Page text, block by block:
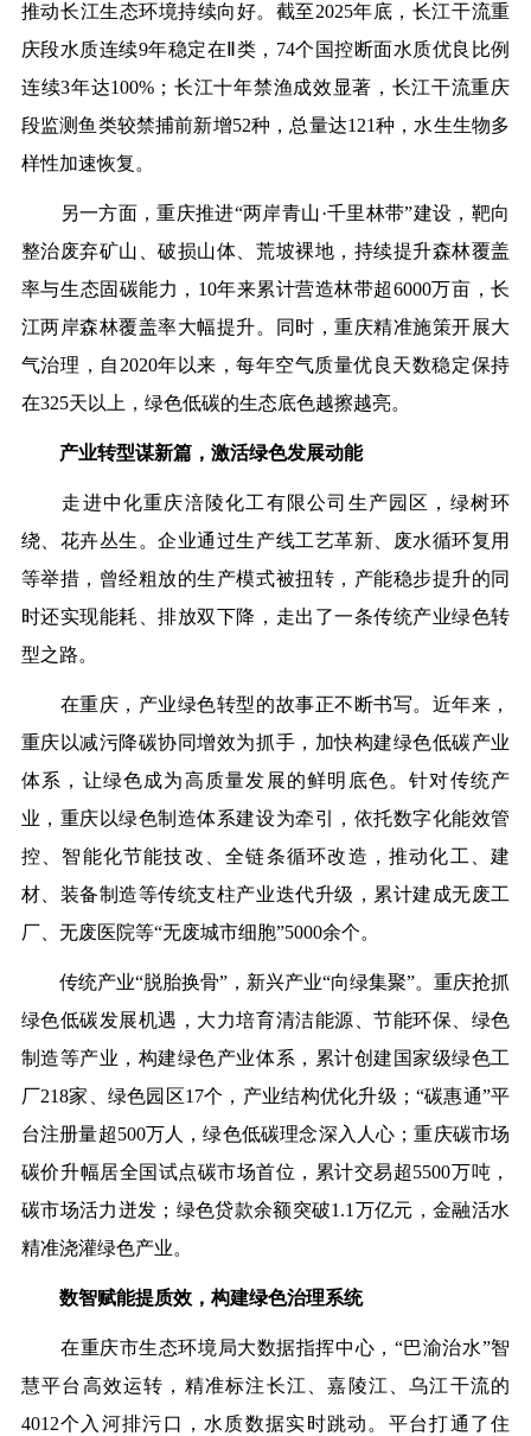
推动长江生态环境持续向好。截至2025年底，长江干流重
庆段水质连续9年稳定在Ⅱ类，74个国控断面水质优良比例
连续3年达100%；长江十年禁渔成效显著，长江干流重庆
段监测鱼类较禁捕前新增52种，总量达121种，水生生物多
样性加速恢复。
另一方面，重庆推进“两岸青山·千里林带”建设，靶向
整治废弃矿山、破损山体、荒坡裸地，持续提升森林覆盖
率与生态固碳能力，10年来累计营造林带超6000万亩，长
江两岸森林覆盖率大幅提升。同时，重庆精准施策开展大
气治理，自2020年以来，每年空气质量优良天数稳定保持
在325天以上，绿色低碳的生态底色越擦越亮。
产业转型谋新篇，激活绿色发展动能
走进中化重庆涪陵化工有限公司生产园区，绿树环
绕、花卉丛生。企业通过生产线工艺革新、废水循环复用
等举措，曾经粗放的生产模式被扭转，产能稳步提升的同
时还实现能耗、排放双下降，走出了一条传统产业绿色转
型之路。
在重庆，产业绿色转型的故事正不断书写。近年来，
重庆以减污降碳协同增效为抓手，加快构建绿色低碳产业
体系，让绿色成为高质量发展的鲜明底色。针对传统产
业，重庆以绿色制造体系建设为牵引，依托数字化能效管
控、智能化节能技改、全链条循环改造，推动化工、建
材、装备制造等传统支柱产业迭代升级，累计建成无废工
厂、无废医院等“无废城市细胞”5000余个。
传统产业“脱胎换骨”，新兴产业“向绿集聚”。重庆抢抓
绿色低碳发展机遇，大力培育清洁能源、节能环保、绿色
制造等产业，构建绿色产业体系，累计创建国家级绿色工
厂218家、绿色园区17个，产业结构优化升级；“碳惠通”平
台注册量超500万人，绿色低碳理念深入人心；重庆碳市场
碳价升幅居全国试点碳市场首位，累计交易超5500万吨，
碳市场活力迸发；绿色贷款余额突破1.1万亿元，金融活水
精准浇灌绿色产业。
数智赋能提质效，构建绿色治理系统
在重庆市生态环境局大数据指挥中心，“巴渝治水”智
慧平台高效运转，精准标注长江、嘉陵江、乌江干流的
4012个入河排污口，水质数据实时跳动。平台打通了住